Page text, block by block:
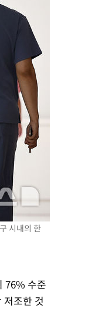
시내의 한
76% 수준
조한 것